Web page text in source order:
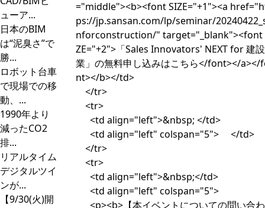
ューア...
日本のBIM
は“泥臭さ”で
勝...
ロボット台車
で現場での移
動、...
1990年より
減ったCO2
排...
リアルタイム
デジタルツイ
ンが...
【9/30(火)開
="middle"><b><font SIZE="+1"><a
ps://jp.sansan.com/lp/seminar/
nforconstruction/" target="_blank"><font
ZE="+2">「Sales Innovators' NEXT for 建設
業」の無料申し込みはこちら</font></a></
nt></b></td>
</tr>
<tr>
<td align="left">&nbsp; </td>
<td align="left" colspan="5"> </td>
</tr>
<tr>
<td align="left">&nbsp;</td>
<td align="left" colspan="5">
<p><b>【本イベントについての問い合わ